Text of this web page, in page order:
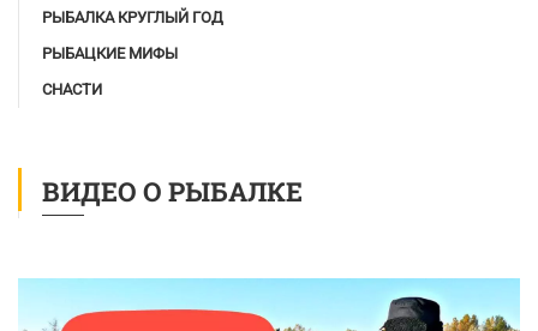
РЫБАЛКА КРУГЛЫЙ ГОД
РЫБАЦКИЕ МИФЫ
СНАСТИ
ВИДЕО О РЫБАЛКЕ